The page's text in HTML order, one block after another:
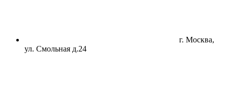
г. Москва,
ул. Смольная д.24